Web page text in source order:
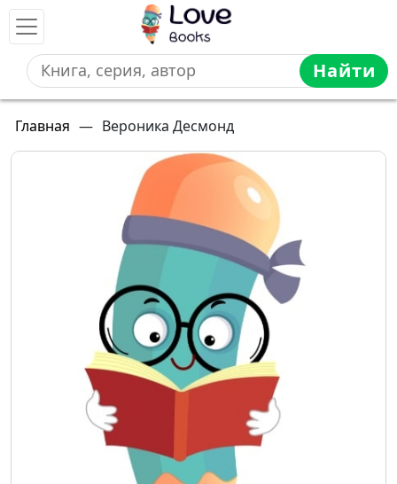
Найти
Главная — Вероника Десмонд